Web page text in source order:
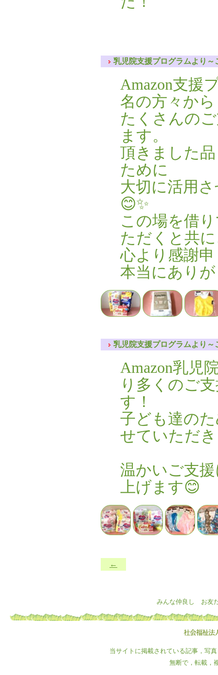
乳児院支援プログラムより
Amazon支援
名の方々から
たくさんの
ます。
頂きました
ために
大切に活用
😊✨
この場を借
ただくと共
心より感謝
本当にあり
乳児院支援プログラムより
Amazon乳児
り多くのご
す！
子ども達の
せていただ
温かいご支
上げます😊
←
みんな仲良し お友
当サイトに掲載されている記事，写
無断で，転載，